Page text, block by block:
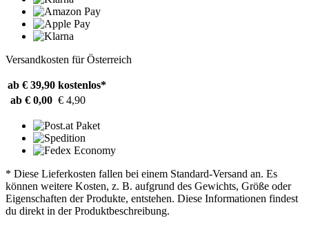
Versandkosten für Österreich
ab € 39,90 kostenlos*
ab € 0,00 € 4,90
* Diese Lieferkosten fallen bei einem Standard-Versand an. Es
können weitere Kosten, z. B. aufgrund des Gewichts, Größe oder
Eigenschaften der Produkte, entstehen. Diese Informationen findest
du direkt in der Produktbeschreibung.